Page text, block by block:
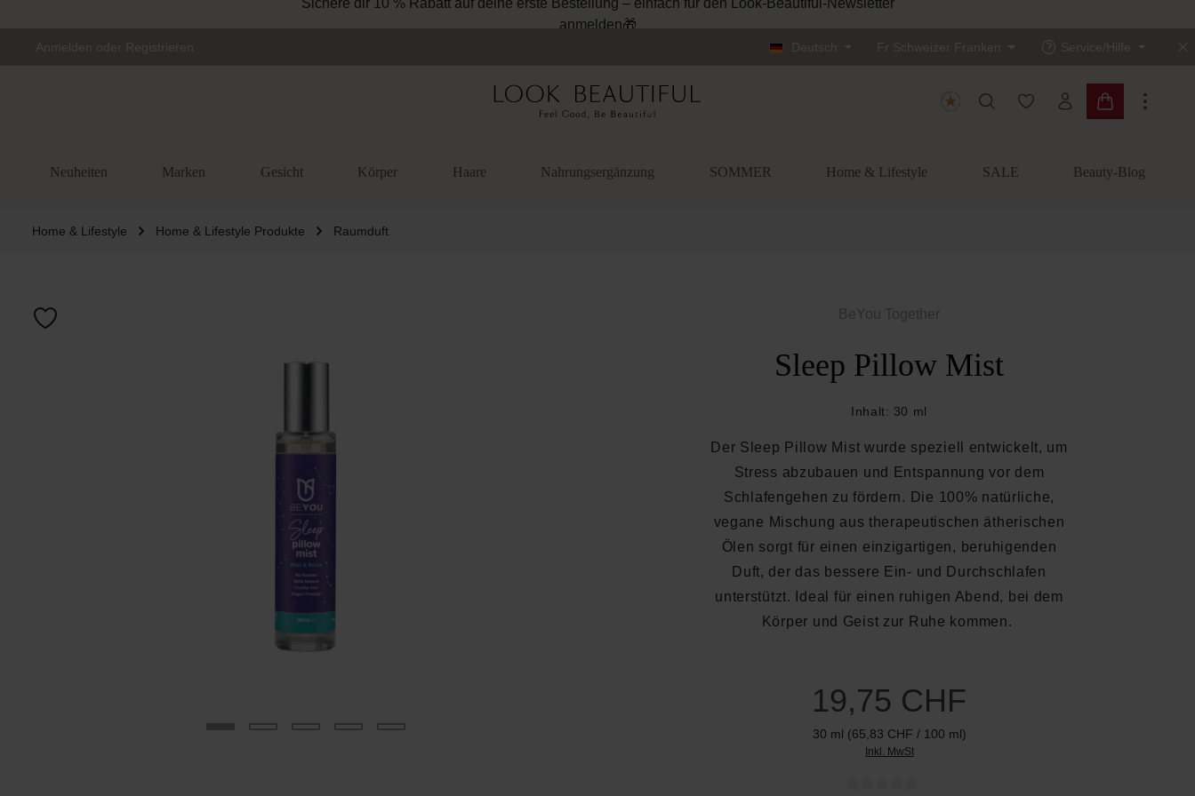
Sichere dir 10 % Rabatt auf deine erste Bestellung – einfach für den Look-Beautiful-Newsletter
anmelden🎁
Anmelden oder Registrieren Deutsch Fr Schweizer Franken Service/Hilfe
Du hast 0 Produkte auf
Warenkorb
Neuheiten Marken Gesicht Körper Haare Nahrungsergänzung SOMMER Home & Lifestyle SALE Beauty-Blog
Home & Lifestyle Home & Lifestyle Produkte Raumduft
BeYou Together
Sleep Pillow Mist
Inhalt: 30 ml
Der Sleep Pillow Mist wurde speziell entwickelt, um
Stress abzubauen und Entspannung vor dem
Schlafengehen zu fördern. Die 100% natürliche,
vegane Mischung aus therapeutischen ätherischen
Ölen sorgt für einen einzigartigen, beruhigenden
Duft, der das bessere Ein- und Durchschlafen
unterstützt. Ideal für einen ruhigen Abend, bei dem
Körper und Geist zur Ruhe kommen.
19,75 CHF
30 ml (65,83 CHF / 100 ml)
Inkl. MwSt